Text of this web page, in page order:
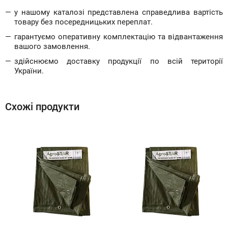
у нашому каталозі представлена справедлива вартість
товару без посередницьких переплат.
гарантуємо оперативну комплектацію та відвантаження
вашого замовлення.
здійснюємо доставку продукції по всій території
України.
Схожі продукти